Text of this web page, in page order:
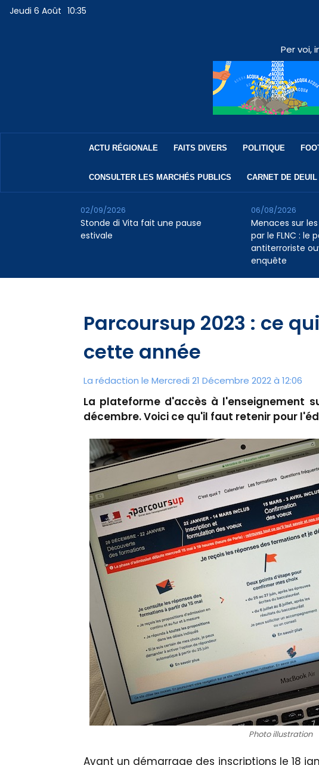
Jeudi 6 Août 10:35
Per voi,
ACTU RÉGIONALE FAITS DIVERS POLITIQUE
CONSULTER LES MARCHÉS PUBLICS CARNET DE DEUIL
Stonde di Vita fait une pause
estivale
02/09/2026
Menaces sur
par le FLNC : le
antiterroriste
enquête
06/08/2026
Parcoursup 2023 : ce
cette année
La rédaction le Mercredi 21 Décembre 2022 à 12:06
La plateforme d'accès à l'enseignement
décembre. Voici ce qu'il faut retenir pour
Photo illustration
Avant un démarrage des inscriptions le 18